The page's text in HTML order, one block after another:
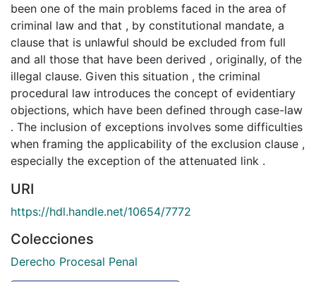
been one of the main problems faced in the area of ​​
criminal law and that , by constitutional mandate, a
clause that is unlawful should be excluded from full
and all those that have been derived , originally, of the
illegal clause. Given this situation , the criminal
procedural law introduces the concept of evidentiary
objections, which have been defined through case-law
. The inclusion of exceptions involves some difficulties
when framing the applicability of the exclusion clause ,
especially the exception of the attenuated link .
URI
https://hdl.handle.net/10654/7772
Colecciones
Derecho Procesal Penal